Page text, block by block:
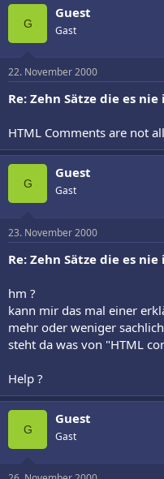
G
Guest
Gast
22. November 2000
Re: Zehn Sätze die es
HTML Comments are not
G
Guest
Gast
23. November 2000
Re: Zehn Sätze die es
hm ?
kann mir das mal einer
mehr oder weniger
steht da was von "HTML
Help ?
G
Guest
Gast